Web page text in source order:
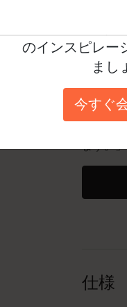
ーナル
ション
のコレク
数量が
「
25個以
*最大
ます。」
仕様
のインスピレー
まし
今すぐ